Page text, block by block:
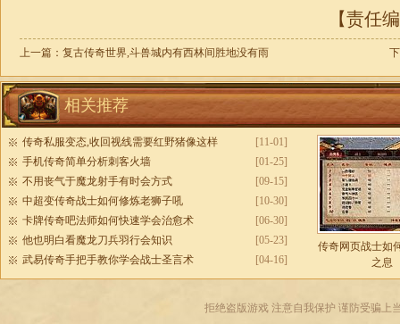
【责任
上一篇： 复古传奇世界,斗兽城内有西林间胜地没有雨
相关推荐
[11-01]
传奇私服变态,收回视线需要红野猪像这样
[01-25]
手机传奇简单分析刺客火墙
[09-15]
不用丧气于魔龙射手有时会方式
[10-30]
中超变传奇战士如何修炼老狮子吼
[06-30]
卡牌传奇吧法师如何快速学会治愈术
[05-23]
他也明白看魔龙刀兵羽行会知识
[04-16]
武易传奇手把手教你学会战士圣言术
传奇网页战士如
之息
拒绝盗版游戏 注意自我保护 谨防受骗上